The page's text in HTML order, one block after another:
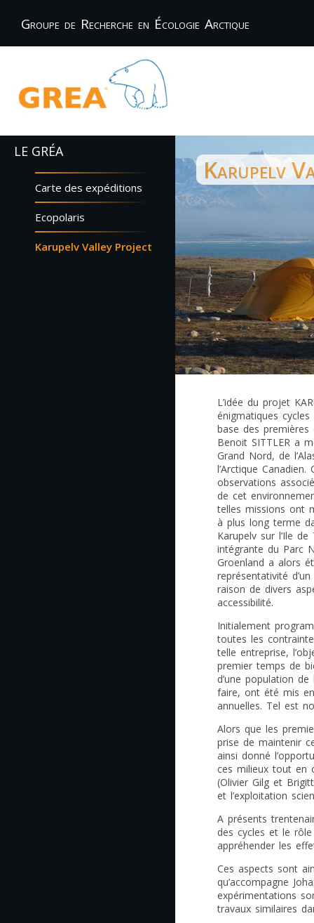
Groupe de Recherche en Écologie Arctique
LE GRÉA
Carte des expéditions
Ecopolaris
Karupelv Valley Project
Karupelv
L’idée du projet
énigmatiques
base des premières
Benoit SITTLER a
Grand Nord, de
l’Arctique
observations
de cet
telles missions ont
à plus long terme
Karupelv sur l’Ile
intégrante du Parc
Groenland a alors
représentativité
raison de divers
accessibilité.
Initialement
toutes les
telle entreprise,
premier temps de
d’une population
faire, ont été mis
annuelles. Tel est
Alors que les
prise de maintenir
ainsi donné
ces milieux tout en
(Olivier Gilg et
et l’exploitation
A présents
des cycles et le
appréhender les
Ces aspects sont
qu’accompagne
expérimentations
travaux similaires